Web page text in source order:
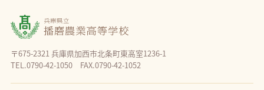
〒675-2321 兵庫県加西市北条町東高室1236-1
TEL.0790-42-1050 FAX.0790-42-1052